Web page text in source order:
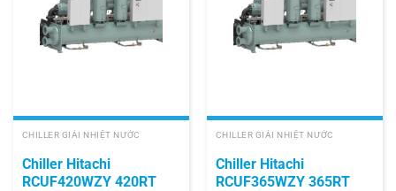
CHILLER GIẢI NHIỆT NƯỚC
Chiller Hitachi
RCUF420WZY 420RT
CHILLER GIẢI NHIỆT NƯỚC
Chiller Hitachi
RCUF365WZY 365RT